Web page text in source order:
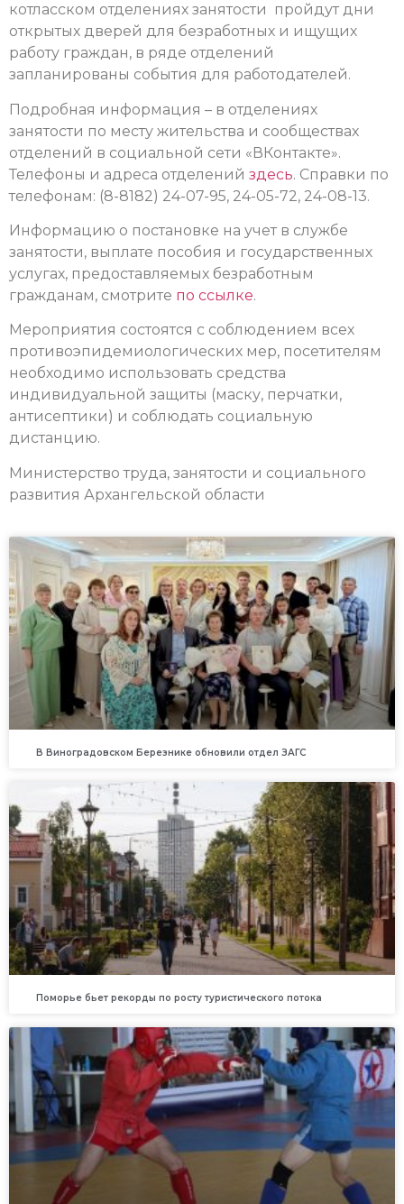
котласском отделениях занятости пройдут дни
открытых дверей для безработных и ищущих
работу граждан, в ряде отделений
запланированы события для работодателей.
Подробная информация – в отделениях
занятости по месту жительства и сообществах
отделений в социальной сети «ВКонтакте».
Телефоны и адреса отделений здесь. Справки по
телефонам: (8-8182) 24-07-95, 24-05-72, 24-08-13.
Информацию о постановке на учет в службе
занятости, выплате пособия и государственных
услугах, предоставляемых безработным
гражданам, смотрите по ссылке.
Мероприятия состоятся с соблюдением всех
противоэпидемиологических мер, посетителям
необходимо использовать средства
индивидуальной защиты (маску, перчатки,
антисептики) и соблюдать социальную
дистанцию.
Министерство труда, занятости и социального
развития Архангельской области
В Виноградовском Березнике обновили отдел ЗАГС
Поморье бьет рекорды по росту туристического потока